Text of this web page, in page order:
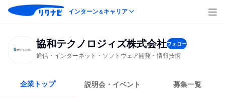
インターン＆キャリア
協和テクノロジィズ株式会社フォロー
通信・インターネット・ソフトウェア開発・情報技術
企業トップ 説明会・イベント 募集一覧